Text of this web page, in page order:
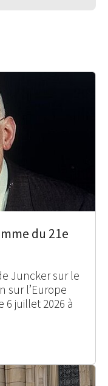
du 21e
Juncker sur le
sur l’Europe
6 juillet 2026 à